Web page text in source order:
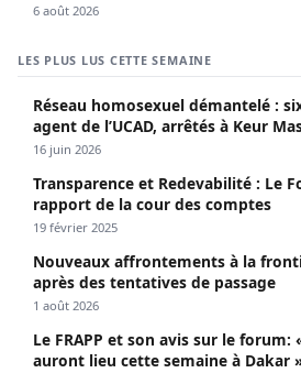
6 août 2026
LES PLUS LUS CETTE SEMAINE
Réseau homosexuel démantelé :
agent de l’UCAD, arrêtés à Keur
propagé le VIH depuis 2018
16 juin 2026
Transparence et Redevabilité : Le
rapport de la cour des comptes
19 février 2025
Nouveaux affrontements à la
après des tentatives de passage
1 août 2026
Le FRAPP et son avis sur le forum:
auront lieu cette semaine à Dakar